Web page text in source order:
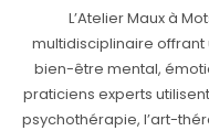
L’Atelier Maux à
multidisciplinaire
bien-être mental,
praticiens experts
psychothérapie, l’art-